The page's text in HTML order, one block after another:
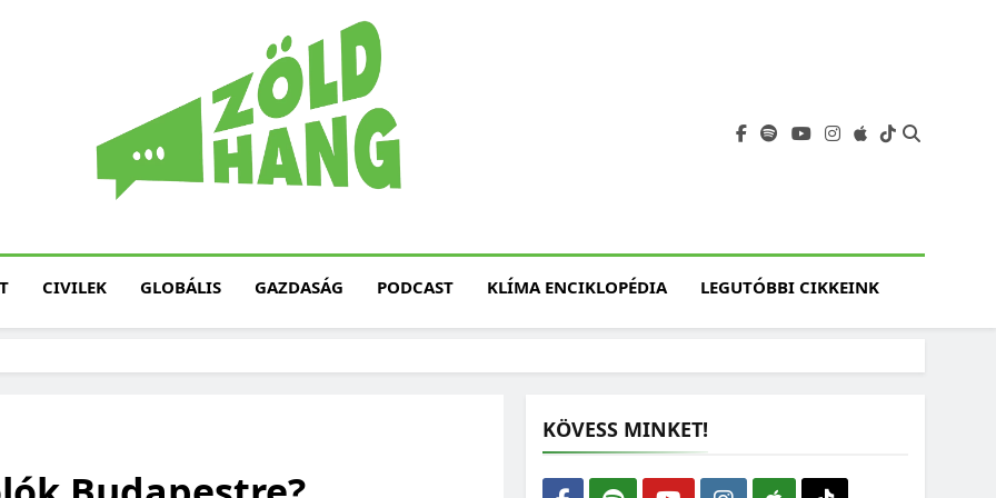
Fenntarthatóság, Jövő
CIVILEK GLOBÁLIS GAZDASÁG PODCAST KLÍMA ENCIKLOPÉDIA LEGUTÓBBI CIKKEINK
KÖVESS MINKET!